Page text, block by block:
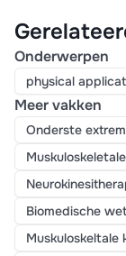
Onderwerpen
physical
Meer vakken
Onderste
Biomedische
Muskuloskeltale